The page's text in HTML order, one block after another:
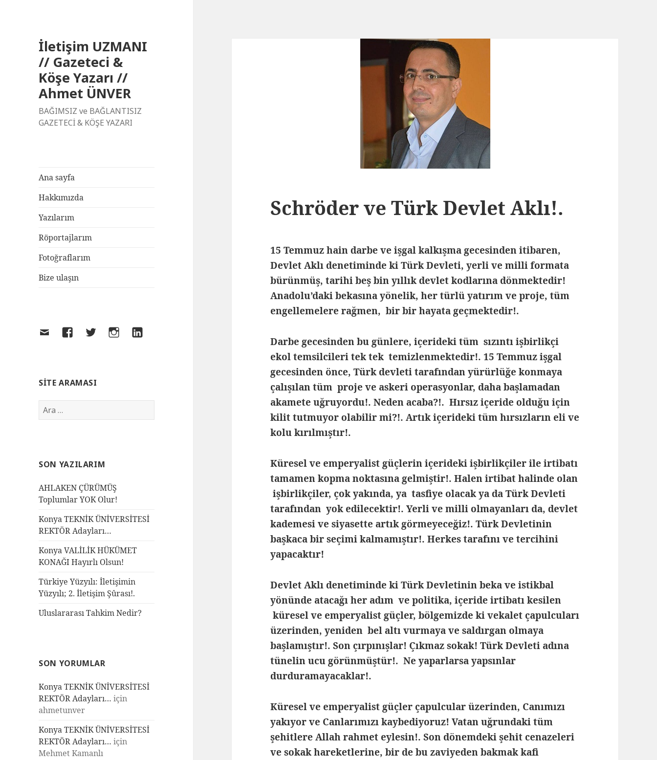
İletişim UZMANI
// Gazeteci &
Köşe Yazarı //
Ahmet ÜNVER
BAĞIMSIZ ve BAĞLANTISIZ
GAZETECİ & KÖŞE YAZARI
Ana sayfa
Hakkımızda
Yazılarım
Röportajlarım
Fotoğraflarım
Bize ulaşın
SITE ARAMASI
SON YAZILARIM
AHLAKEN ÇÜRÜMÜŞ
Toplumlar YOK Olur!
Konya TEKNİK ÜNİVERSİTESİ
REKTÖR Adayları…
Konya VALİLİK HÜKÜMET
KONAĞI Hayırlı Olsun!
Türkiye Yüzyılı: İletişimin
Yüzyılı; 2. İletişim Şûrası!.
Uluslararası Tahkim Nedir?
SON YORUMLAR
Konya TEKNİK ÜNİVERSİTESİ
REKTÖR Adayları… için
ahmetunver
Konya TEKNİK ÜNİVERSİTESİ
REKTÖR Adayları… için
Mehmet Kamanlı
Schröder ve Türk Devlet Aklı!.
15 Temmuz hain darbe ve işgal kalkışma gecesinden itibaren,
Devlet Aklı denetiminde ki Türk Devleti, yerli ve milli formata
bürünmüş, tarihi beş bin yıllık devlet kodlarına dönmektedir!
Anadolu’daki bekasına yönelik, her türlü yatırım ve proje, tüm
engellemelere rağmen, bir bir hayata geçmektedir!.
Darbe gecesinden bu günlere, içerideki tüm sızıntı işbirlikçi
ekol temsilcileri tek tek temizlenmektedir!. 15 Temmuz işgal
gecesinden önce, Türk devleti tarafından yürürlüğe konmaya
çalışılan tüm proje ve askeri operasyonlar, daha başlamadan
akamete uğruyordu!. Neden acaba?!. Hırsız içeride olduğu için
kilit tutmuyor olabilir mi?!. Artık içerideki tüm hırsızların eli ve
kolu kırılmıştır!.
Küresel ve emperyalist güçlerin içerideki işbirlikçiler ile irtibatı
tamamen kopma noktasına gelmiştir!. Halen irtibat halinde olan
işbirlikçiler, çok yakında, ya tasfiye olacak ya da Türk Devleti
tarafından yok edilecektir!. Yerli ve milli olmayanları da, devlet
kademesi ve siyasette artık görmeyeceğiz!. Türk Devletinin
başkaca bir seçimi kalmamıştır!. Herkes tarafını ve tercihini
yapacaktır!
Devlet Aklı denetiminde ki Türk Devletinin beka ve istikbal
yönünde atacağı her adım ve politika, içeride irtibatı kesilen
küresel ve emperyalist güçler, bölgemizde ki vekalet çapulcuları
üzerinden, yeniden bel altı vurmaya ve saldırgan olmaya
başlamıştır!. Son çırpınışlar! Çıkmaz sokak! Türk Devleti adına
tünelin ucu görünmüştür!. Ne yaparlarsa yapsınlar
durduramayacaklar!.
Küresel ve emperyalist güçler çapulcular üzerinden, Canımızı
yakıyor ve Canlarımızı kaybediyoruz! Vatan uğrundaki tüm
şehitlere Allah rahmet eylesin!. Son dönemdeki şehit cenazeleri
ve sokak hareketlerine, bir de bu zaviyeden bakmak kafi